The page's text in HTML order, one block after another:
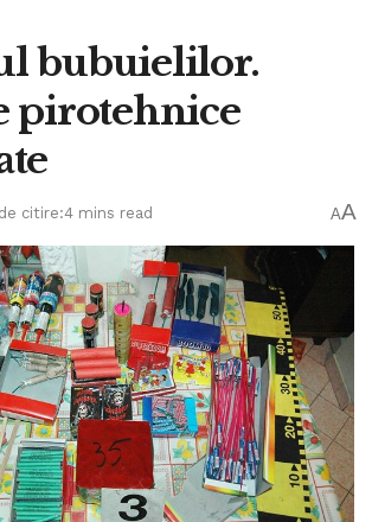
bubuielilor.
pirotehnice
citire:4 mins read AA